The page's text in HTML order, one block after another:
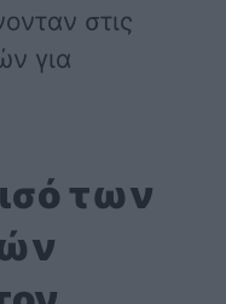
στις
για
των